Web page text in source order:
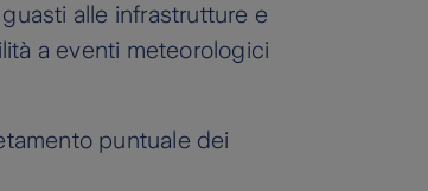
alle infrastrutture e
a eventi meteorologici
puntuale dei